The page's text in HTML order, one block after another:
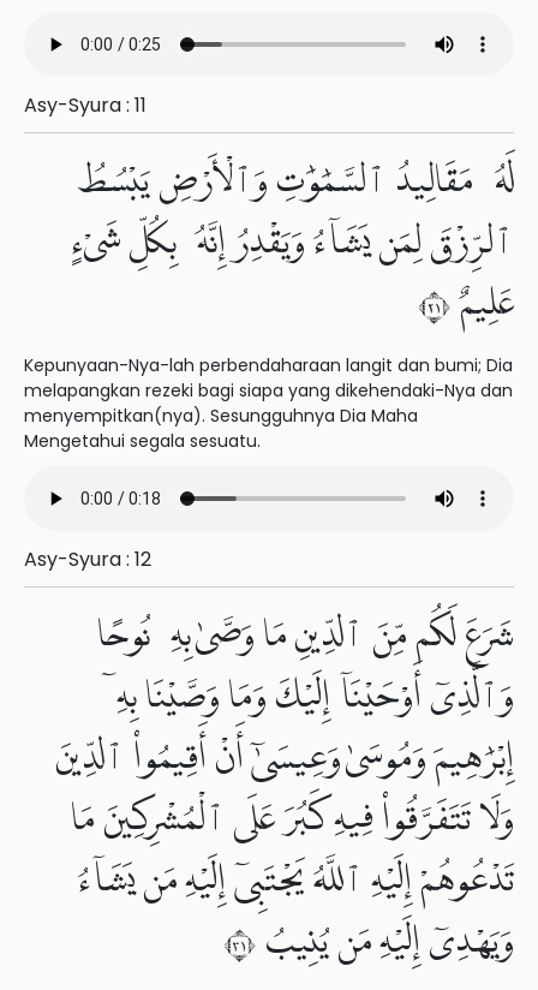
Asy-Syura : 11
لَهُۥ مَقَالِيدُ ٱلسَّمَٰوَٰتِ وَٱلْأَرْضِ يَبْسُطُ
ٱلرِّزْقَ لِمَن يَشَآءُ وَيَقْدِرُ إِنَّهُۥ بِكُلِّ شَىْءٍ
عَلِيمٌ ١٢
Kepunyaan-Nya-lah perbendaharaan langit dan bumi; Dia
melapangkan rezeki bagi siapa yang dikehendaki-Nya dan
menyempitkan(nya). Sesungguhnya Dia Maha
Mengetahui segala sesuatu.
Asy-Syura : 12
شَرَعَ لَكُم مِّنَ ٱلدِّينِ مَا وَصَّىٰ بِهِۦ نُوحًا
وَٱلَّذِىٓ أَوْحَيْنَآ إِلَيْكَ وَمَا وَصَّيْنَا بِهِۦٓ
إِبْرَٰهِيمَ وَمُوسَىٰ وَعِيسَىٰٓ أَنْ أَقِيمُوا۟ ٱلدِّينَ
وَلَا تَتَفَرَّقُوا۟ فِيهِ كَبُرَ عَلَى ٱلْمُشْرِكِينَ مَا
تَدْعُوهُمْ إِلَيْهِ ٱللَّهُ يَجْتَبِىٓ إِلَيْهِ مَن يَشَآءُ
وَيَهْدِىٓ إِلَيْهِ مَن يُنِيبُ ١٣